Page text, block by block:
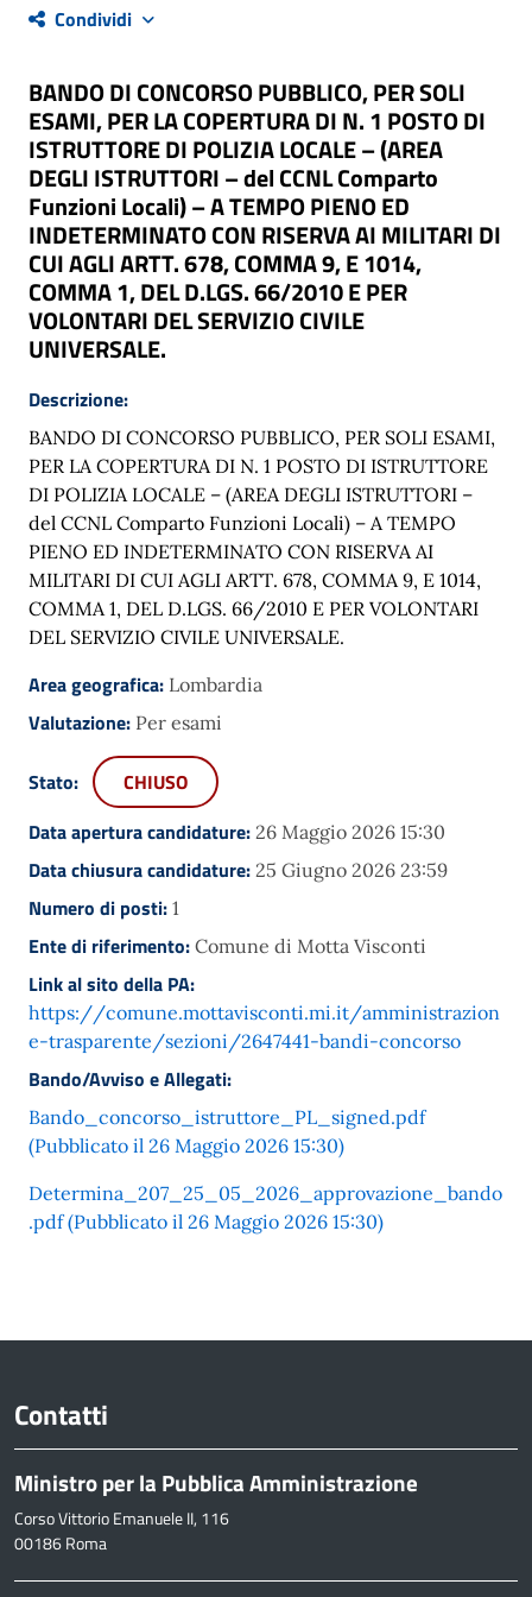
Condividi
BANDO DI CONCORSO PUBBLICO, PER SOLI
ESAMI, PER LA COPERTURA DI N. 1 POSTO DI
ISTRUTTORE DI POLIZIA LOCALE – (AREA
DEGLI ISTRUTTORI – del CCNL Comparto
Funzioni Locali) – A TEMPO PIENO ED
INDETERMINATO CON RISERVA AI MILITARI DI
CUI AGLI ARTT. 678, COMMA 9, E 1014,
COMMA 1, DEL D.LGS. 66/2010 E PER
VOLONTARI DEL SERVIZIO CIVILE
UNIVERSALE.
Descrizione:
BANDO DI CONCORSO PUBBLICO, PER SOLI ESAMI,
PER LA COPERTURA DI N. 1 POSTO DI ISTRUTTORE
DI POLIZIA LOCALE – (AREA DEGLI ISTRUTTORI –
del CCNL Comparto Funzioni Locali) – A TEMPO
PIENO ED INDETERMINATO CON RISERVA AI
MILITARI DI CUI AGLI ARTT. 678, COMMA 9, E 1014,
COMMA 1, DEL D.LGS. 66/2010 E PER VOLONTARI
DEL SERVIZIO CIVILE UNIVERSALE.
Area geografica: Lombardia
Valutazione: Per esami
Stato:
CHIUSO
Data apertura candidature: 26 Maggio 2026 15:30
Data chiusura candidature: 25 Giugno 2026 23:59
Numero di posti: 1
Ente di riferimento: Comune di Motta Visconti
Link al sito della PA:
https://comune.mottavisconti.mi.it/amministrazion
e-trasparente/sezioni/2647441-bandi-concorso
Bando/Avviso e Allegati:
Bando_concorso_istruttore_PL_signed.pdf
(Pubblicato il 26 Maggio 2026 15:30)
Determina_207_25_05_2026_approvazione_bando
.pdf (Pubblicato il 26 Maggio 2026 15:30)
Contatti
Ministro per la Pubblica Amministrazione
Corso Vittorio Emanuele II, 116
00186 Roma